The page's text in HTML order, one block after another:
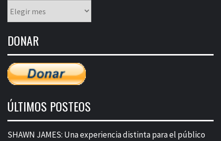
mensual
entradas
DONAR
ÚLTIMOS POSTEOS
SHAWN JAMES: Una experiencia distinta para el público